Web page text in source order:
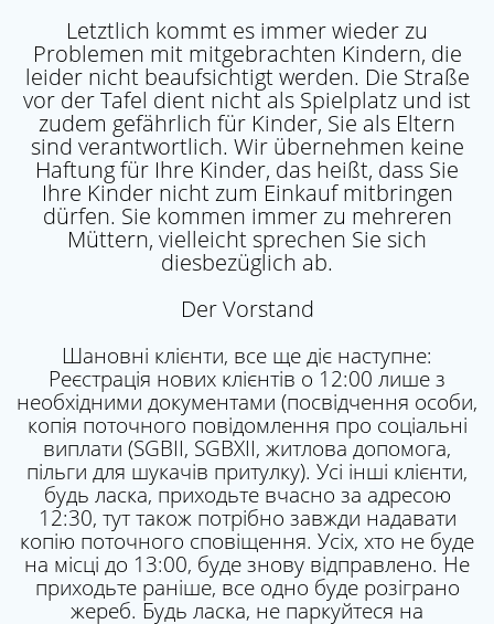
Letztlich kommt es immer wieder zu
Problemen mit mitgebrachten Kindern, die
leider nicht beaufsichtigt werden. Die Straße
vor der Tafel dient nicht als Spielplatz und ist
zudem gefährlich für Kinder, Sie als Eltern
sind verantwortlich. Wir übernehmen keine
Haftung für Ihre Kinder, das heißt, dass Sie
Ihre Kinder nicht zum Einkauf mitbringen
dürfen. Sie kommen immer zu mehreren
Müttern, vielleicht sprechen Sie sich
diesbezüglich ab.
Der Vorstand
Шановні клієнти, все ще діє наступне:
Реєстрація нових клієнтів о 12:00 лише з
необхідними документами (посвідчення особи,
копія поточного повідомлення про соціальні
виплати (SGBII, SGBXII, житлова допомога,
пільги для шукачів притулку). Усі інші клієнти,
будь ласка, приходьте вчасно за адресою
12:30, тут також потрібно завжди надавати
копію поточного сповіщення. Усіх, хто не буде
на місці до 13:00, буде знову відправлено. Не
приходьте раніше, все одно буде розіграно
жереб. Будь ласка, не паркуйтеся на